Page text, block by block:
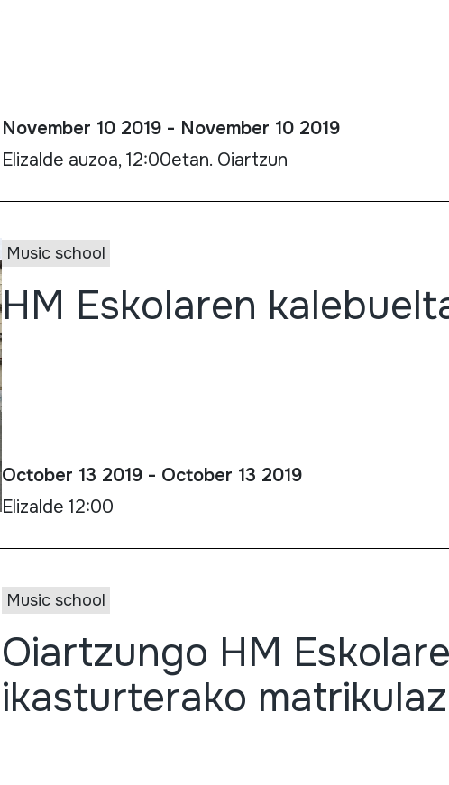
November 10 2019 - November 10 2019
Elizalde auzoa, 12:00etan. Oiartzun
Music school
HM Eskolaren
October 13 2019 - October 13 2019
Elizalde 12:00
Music school
Oiartzungo HM
ikasturterako